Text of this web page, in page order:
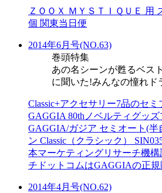
ＺＯＯＸ ＭＹＳＴＩＱＵＥ 用
個 関東当日便
2014年6月号(NO.63)
巻頭特集
あの名シーンが甦るベス
に聞いた!みんなの憧れド
Classic+アクセサリー7品のセ
GAGGIA 80thノベルティグッズ
GAGGIA/ガジア セミオート(半
ン Classic（クラシック）
本マーケティングリサーチ機
チドットコムはGAGGIAの正
2014年4月号(NO.62)